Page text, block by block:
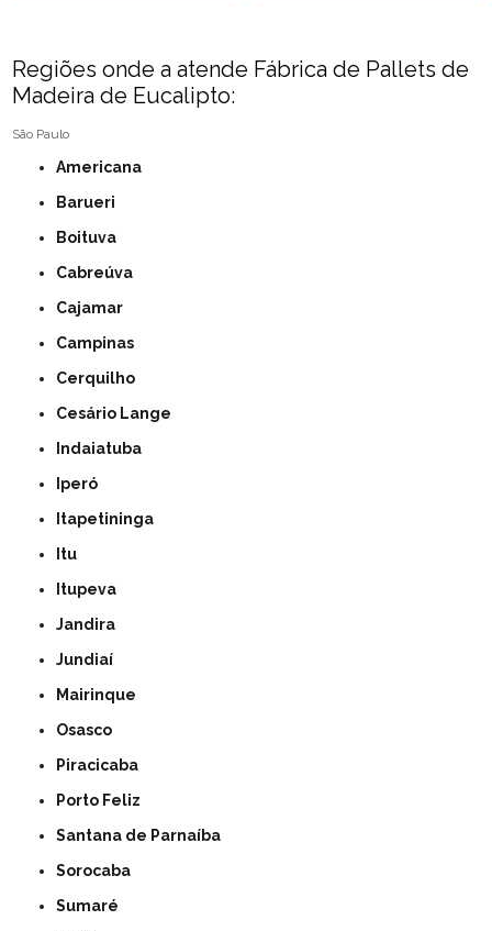
Regiões onde a atende Fábrica de Pallets de
Madeira de Eucalipto:
São Paulo
Americana
Barueri
Boituva
Cabreúva
Cajamar
Campinas
Cerquilho
Cesário Lange
Indaiatuba
Iperó
Itapetininga
Itu
Itupeva
Jandira
Jundiaí
Mairinque
Osasco
Piracicaba
Porto Feliz
Santana de Parnaíba
Sorocaba
Sumaré